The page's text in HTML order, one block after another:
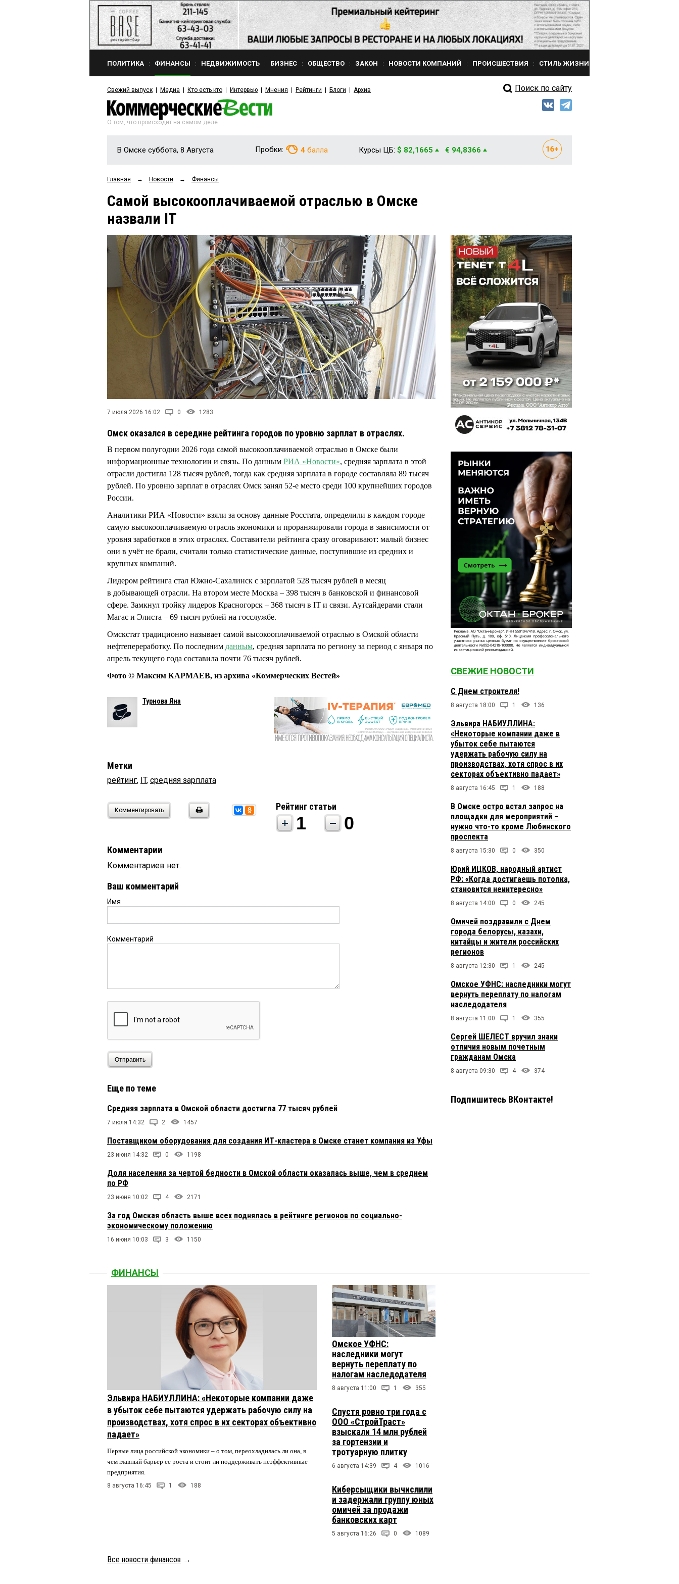
ПОЛИТИКА ФИНАНСЫ НЕДВИЖИМОСТЬ БИЗНЕС ОБЩЕСТВО ЗАКОН НОВОСТИ КОМПАНИЙ ПРОИСШЕСТВИЯ СТИЛЬ ЖИЗНИ
Свежий выпуск Медиа Кто есть кто Интервью Мнения Рейтинги Блоги Архив Поиск по сайту
О том, что происходит на самом деле
В Омске суббота, 8 Августа Пробки: 4 балла Курсы ЦБ: $ 82,1665 € 94,8366
Главная → Новости → Финансы
Самой высокооплачиваемой отраслью в Омске
назвали IT
7 июля 2026 16:02 0 1283
Омск оказался в середине рейтинга городов по уровню зарплат в отраслях.
В первом полугодии 2026 года самой высокооплачиваемой отраслью в Омске были
информационные технологии и связь. По данным РИА «Новости», средняя зарплата в этой
отрасли достигла 128 тысяч рублей, тогда как средняя зарплата в городе составляла 89 тысяч
рублей. По уровню зарплат в отраслях Омск занял 52-е место среди 100 крупнейших городов
России.
Аналитики РИА «Новости» взяли за основу данные Росстата, определили в каждом городе
самую высокооплачиваемую отрасль экономики и проранжировали города в зависимости от
уровня заработков в этих отраслях. Составители рейтинга сразу оговаривают: малый бизнес
они в учёт не брали, считали только статистические данные, поступившие из средних и
крупных компаний.
Лидером рейтинга стал Южно-Сахалинск с зарплатой 528 тысяч рублей в месяц
в добывающей отрасли. На втором месте Москва – 398 тысяч в банковской и финансовой
сфере. Замкнул тройку лидеров Красногорск – 368 тысяч в IT и связи. Аутсайдерами стали
Магас и Элиста – 69 тысяч рублей на госслужбе.
Омскстат традиционно называет самой высокооплачиваемой отраслью в Омской области
нефтепереработку. По последним данным, средняя зарплата по региону за период с января по
апрель текущего года составила почти 76 тысяч рублей.
Фото © Максим КАРМАЕВ, из архива «Коммерческих Вестей»
Турнова Яна
Метки
рейтинг, IT, средняя зарплата
Комментировать Рейтинг статьи
1 0
Комментарии
Комментариев нет.
Ваш комментарий
Имя
Комментарий
Отправить
Еще по теме
Средняя зарплата в Омской области достигла 77 тысяч рублей
7 июля 14:32 2 1457
Поставщиком оборудования для создания ИТ-кластера в Омске станет компания из Уфы
23 июня 14:32 0 1198
Доля населения за чертой бедности в Омской области оказалась выше, чем в среднем
по РФ
23 июня 10:02 4 2171
За год Омская область выше всех поднялась в рейтинге регионов по социально-
экономическому положению
16 июня 10:03 3 1150
СВЕЖИЕ НОВОСТИ
С Днем строителя!
8 августа 18:00 1 136
Эльвира НАБИУЛЛИНА:
«Некоторые компании даже в
убыток себе пытаются
удержать рабочую силу на
производствах, хотя спрос в их
секторах объективно падает»
8 августа 16:45 1 188
В Омске остро встал запрос на
площадки для мероприятий –
нужно что-то кроме Любинского
проспекта
8 августа 15:30 0 350
Юрий ИЦКОВ, народный артист
РФ: «Когда достигаешь потолка,
становится неинтересно»
8 августа 14:00 0 245
Омичей поздравили с Днем
города белорусы, казахи,
китайцы и жители российских
регионов
8 августа 12:30 1 245
Омское УФНС: наследники могут
вернуть переплату по налогам
наследодателя
8 августа 11:00 1 355
Сергей ШЕЛЕСТ вручил знаки
отличия новым почетным
гражданам Омска
8 августа 09:30 4 374
Подпишитесь ВКонтакте!
ФИНАНСЫ
Эльвира НАБИУЛЛИНА: «Некоторые компании даже
в убыток себе пытаются удержать рабочую силу на
производствах, хотя спрос в их секторах объективно
падает»
Первые лица российской экономики – о том, переохладилась ли она, в
чем главный барьер ее роста и стоит ли поддерживать неэффективные
предприятия.
8 августа 16:45 1 188
Омское УФНС:
наследники могут
вернуть переплату по
налогам наследодателя
8 августа 11:00 1 355
Спустя ровно три года с
ООО «СтройТраст»
взыскали 14 млн рублей
за гортензии и
тротуарную плитку
6 августа 14:39 4 1016
Киберсыщики вычислили
и задержали группу юных
омичей за продажи
банковских карт
5 августа 16:26 0 1089
Все новости финансов →